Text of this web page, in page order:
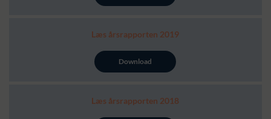
Læs årsrapporten 2019
Download
Læs årsrapporten 2018